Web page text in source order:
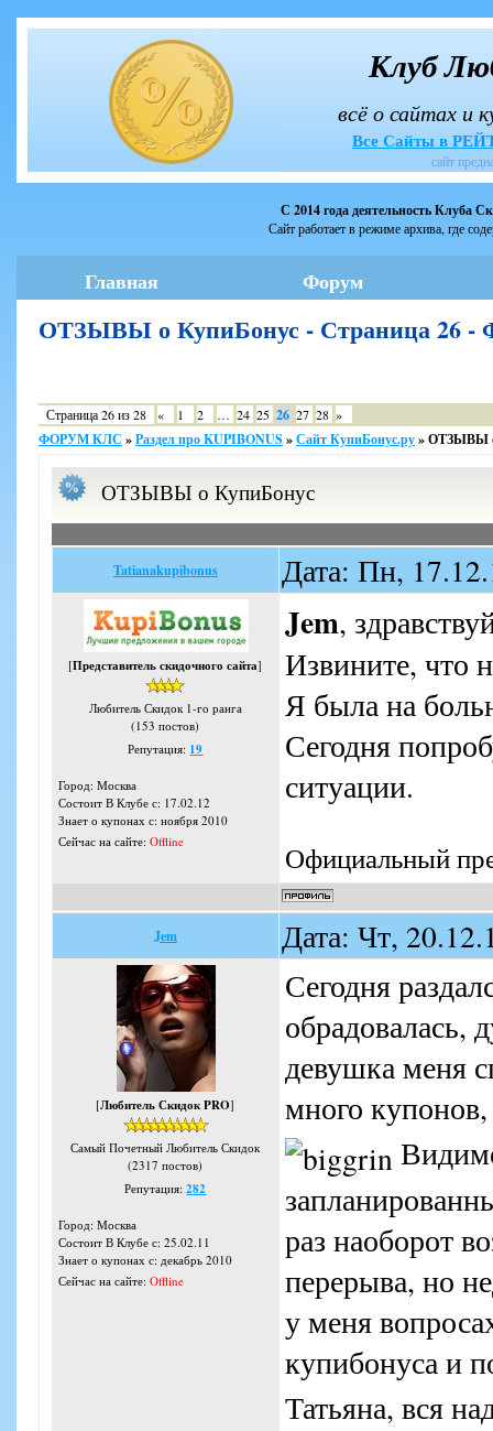
Клуб
всё о сайтах и
Все Сайты в
сайт
С 2014 года деятельность Клуба
Сайт работает в режиме архива, где
Главная Форум
ОТЗЫВЫ о КупиБонус - Страница 26
Страница26из28 « 1 2 … 24 25 26 27 28 »
ФОРУМ КЛС »Раздел про KUPIBONUS»Сайт КупиБонус.ру»ОТЗЫВЫ
ОТЗЫВЫ о КупиБонус
Tatianakupibonus Дата: Пн,
[Представитель скидочного сайта]
Любитель Скидок 1-го ранга
(153 постов)
Репутация: 19
Город: Москва
Состоит В Клубе с: 17.02.12
Знает о купонах с: ноября 2010
Сейчас на сайте: Offline
Jem,
Извините, что
Я была на
Сегодня
ситуации.
Официальный
Jem Дата: Чт,
[Любитель Скидок PRO]
Самый Почетный Любитель Скидок
(2317 постов)
Репутация:282
Город: Москва
Состоит В Клубе с: 25.02.11
Знает о купонах с: декабрь 2010
Сейчас на сайте: Offline
Сегодня
обрадовалась,
девушка меня
много
раз наоборот
перерыва, но
у меня
купибонуса и
Татьяна, вся